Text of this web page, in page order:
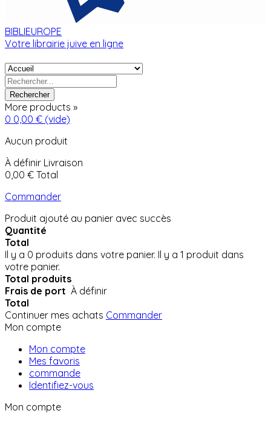
BIBLIEUROPE
Votre librairie juive en ligne
Rechercher
More products »
0 0,00 € (vide)
Aucun produit
À définir Livraison
0,00 € Total
Commander
Produit ajouté au panier avec succès
Quantité
Total
Il y a 0 produits dans votre panier. Il y a 1 produit dans
votre panier.
Total produits
Frais de port À définir
Total
Continuer mes achats Commander
Mon compte
Mon compte
Mes favoris
commande
Identifiez-vous
Mon compte